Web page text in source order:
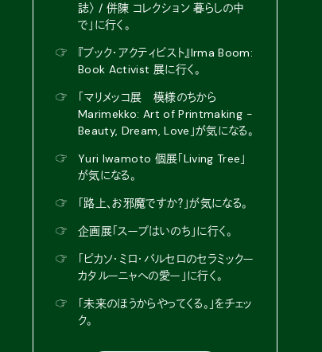
誌〉 / 併陳 コレクション 暮らしの中
で」に行く。
☞
『ブック・アクティビスト』Irma Boom:
Book Activist 展に行く。
☞
「マリメッコ展 模様のちから
Marimekko: Art of Printmaking -
Beauty, Dream, Love」が気になる。
☞
Yuri Iwamoto 個展「Living Tree」
が気になる。
☞
「路上、お邪魔ですか？」が気になる。
☞
企画展「スープはいのち」に行く。
☞
「ピカソ・ミロ・バルセロのセラミックー
カタルーニャへの愛ー」に行く。
☞
「未来のほうからやってくる。」をチェッ
ク。